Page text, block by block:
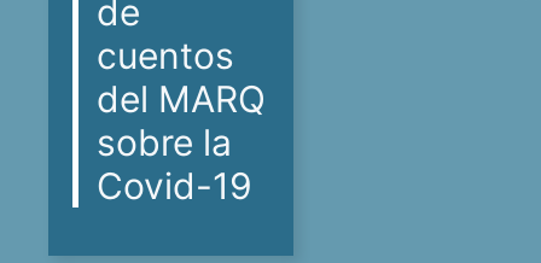
de
cuentos
del MARQ
sobre la
Covid-19